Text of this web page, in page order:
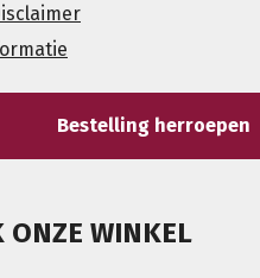
Bestelling herroepen
ONZE WINKEL